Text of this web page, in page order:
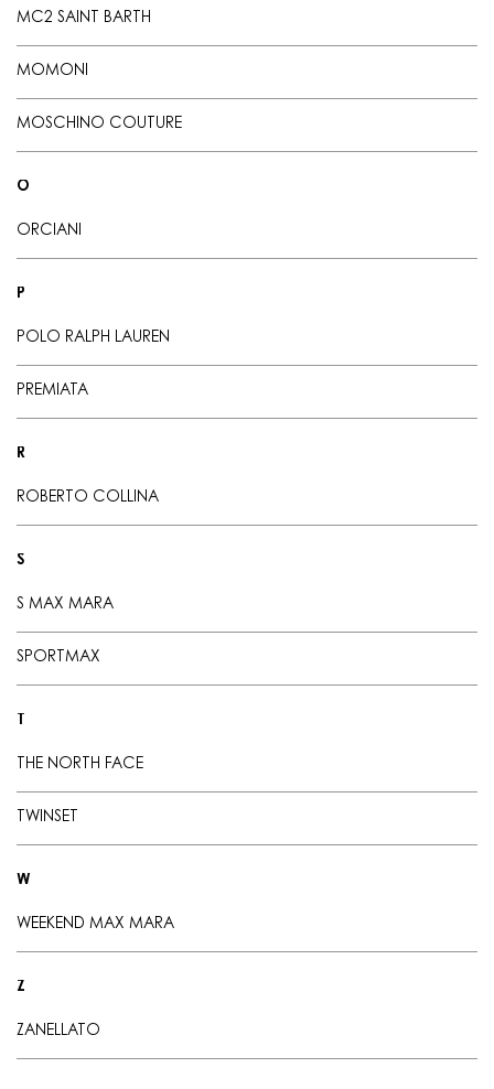
MC2 SAINT BARTH
MOMONI
MOSCHINO COUTURE
O
ORCIANI
P
POLO RALPH LAUREN
PREMIATA
R
ROBERTO COLLINA
S
S MAX MARA
SPORTMAX
T
THE NORTH FACE
TWINSET
W
WEEKEND MAX MARA
Z
ZANELLATO